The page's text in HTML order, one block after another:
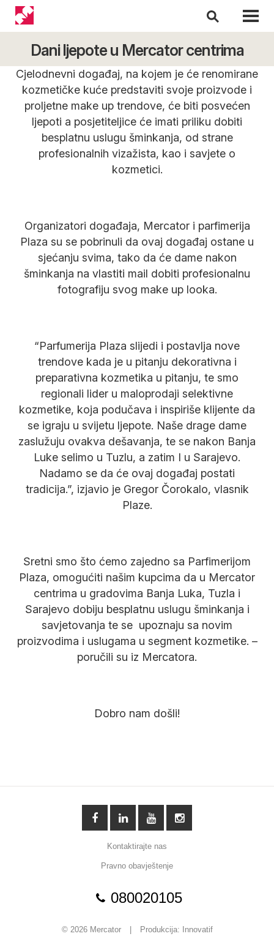
Dani ljepote u Mercator centrima
Cjelodnevni događaj, na kojem je će renomirane
kozmetičke kuće predstaviti svoje proizvode i
proljetne make up trendove, će biti posvećen
ljepoti a posjetiteljice će imati priliku dobiti
besplatnu uslugu šminkanja, od strane
profesionalnih vizažista, kao i savjete o
kozmetici.
Organizatori događaja, Mercator i parfimerija
Plaza su se pobrinuli da ovaj događaj ostane u
sjećanju svima, tako da će dame nakon
šminkanja na vlastiti mail dobiti profesionalnu
fotografiju svog make up looka.
“Parfumerija Plaza slijedi i postavlja nove
trendove kada je u pitanju dekorativna i
preparativna kozmetika u pitanju, te smo
regionali lider u maloprodaji selektivne
kozmetike, koja podučava i inspiriše klijente da
se igraju u svijetu ljepote. Naše drage dame
zaslužuju ovakva dešavanja, te se nakon Banja
Luke selimo u Tuzlu, a zatim I u Sarajevo.
Nadamo se da će ovaj događaj postati
tradicija.”, izjavio je Gregor Čorokalo, vlasnik
Plaze.
Sretni smo što ćemo zajedno sa Parfimerijom
Plaza, omogućiti našim kupcima da u Mercator
centrima u gradovima Banja Luka, Tuzla i
Sarajevo dobiju besplatnu uslugu šminkanja i
savjetovanja te se upoznaju sa novim
proizvodima i uslugama u segment kozmetike. –
poručili su iz Mercatora.
Dobro nam došli!
Kontaktirajte nas
Pravno obavještenje
080020105
© 2026 Mercator Produkcija: Innovatif